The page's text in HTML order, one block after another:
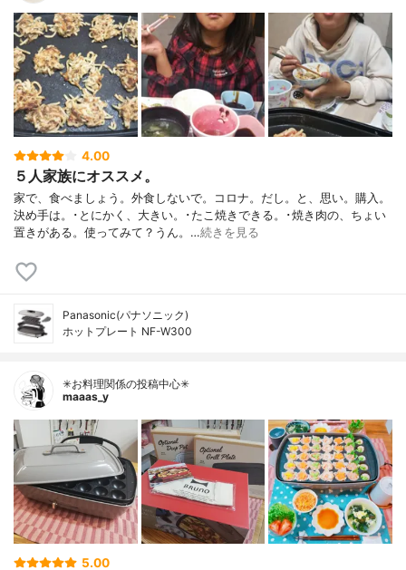
4.00
５人家族にオススメ。
家で、食べましょう。外食しないで。コロナ。だし。と、思い。購入。
決め手は。･とにかく、大きい。･たこ焼きできる。･焼き肉の、ちょい
置きがある。使ってみて？うん。…続きを見る
Panasonic(パナソニック)
ホットプレート NF-W300
✳お料理関係の投稿中心✳
maaas_y
5.00